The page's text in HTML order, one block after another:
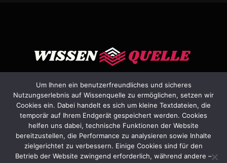
FacebookX
(Twitter)
InstagramPinterestYouTube Dribbble
HEIM ÜBER UNS KONTAKTIEREN SIE UNS
ALLGEMEINE GESCHÄFTSBEDINGUNGEN
Um Ihnen ein benutzerfreundliches und sicheres
Nutzungserlebnis auf Wissenquelle zu ermöglichen, setzen wir
Cookies ein. Dabei handelt es sich um kleine Textdateien, die
temporär auf Ihrem Endgerät gespeichert werden. Cookies
helfen uns dabei, technische Funktionen der Website
bereitzustellen, die Performance zu analysieren sowie Inhalte
zielgerichtet zu verbessern. Einige Cookies sind für den
Betrieb der Website zwingend erforderlich, während andere –